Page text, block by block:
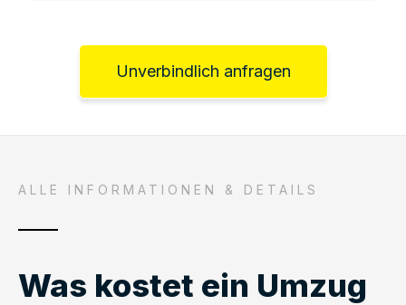
Unverbindlich anfragen
ALLE INFORMATIONEN & DETAILS
Was kostet ein Umzug